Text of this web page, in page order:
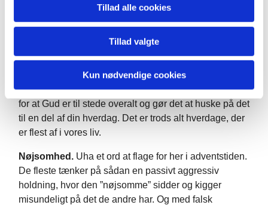
Tillad alle cookies
Tillad valgte
Kun nødvendige cookies
Hvis du vil have fred, så skal du ikke gå
så meget op i hvad andre folk tænker. Jesus tog på
ingen måde hensyn til den slags.
Hverdagen.Jesus vil møde os i vores hverdag, der er
flest hverdage. Gud er ikke bundet til helligdage, ja
han er heller ikke spærret inde i kirken. Få øjnene op
for at Gud er til stede overalt og gør det at huske på det
til en del af din hverdag. Det er trods alt hverdage, der
er flest af i vores liv.
Nøjsomhed. Uha et ord at flage for her i adventstiden.
De fleste tænker på sådan en passivt aggressiv
holdning, hvor den ”nøjsomme” sidder og kigger
misundeligt på det de andre har. Og med falsk